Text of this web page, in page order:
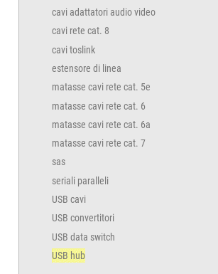
cavi adattatori audio video
cavi rete cat. 8
cavi toslink
estensore di linea
matasse cavi rete cat. 5e
matasse cavi rete cat. 6
matasse cavi rete cat. 6a
matasse cavi rete cat. 7
sas
seriali paralleli
USB cavi
USB convertitori
USB data switch
USB hub